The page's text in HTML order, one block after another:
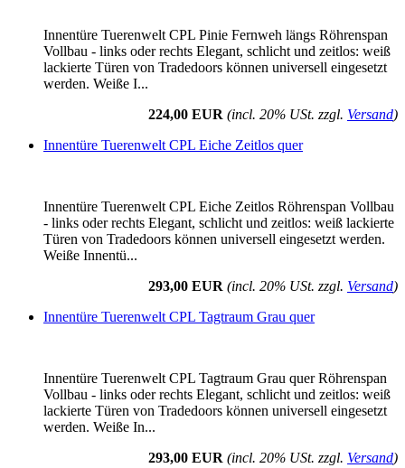
Innentüre Tuerenwelt CPL Pinie Fernweh längs Röhrenspan
Vollbau - links oder rechts Elegant, schlicht und zeitlos: weiß
lackierte Türen von Tradedoors können universell eingesetzt
werden. Weiße I...
224,00 EUR (incl. 20% USt. zzgl. Versand)
Innentüre Tuerenwelt CPL Eiche Zeitlos quer
Innentüre Tuerenwelt CPL Eiche Zeitlos Röhrenspan Vollbau
- links oder rechts Elegant, schlicht und zeitlos: weiß lackierte
Türen von Tradedoors können universell eingesetzt werden.
Weiße Innentü...
293,00 EUR (incl. 20% USt. zzgl. Versand)
Innentüre Tuerenwelt CPL Tagtraum Grau quer
Innentüre Tuerenwelt CPL Tagtraum Grau quer Röhrenspan
Vollbau - links oder rechts Elegant, schlicht und zeitlos: weiß
lackierte Türen von Tradedoors können universell eingesetzt
werden. Weiße In...
293,00 EUR (incl. 20% USt. zzgl. Versand)